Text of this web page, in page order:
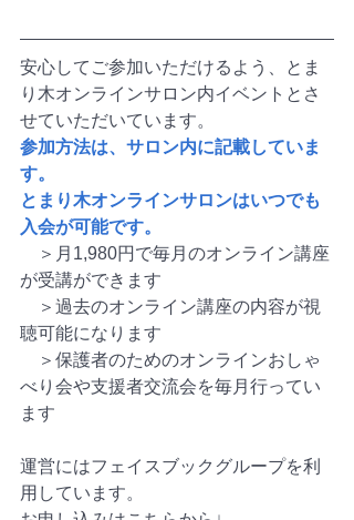
安心してご参加いただけるよう、とま
り木オンラインサロン内イベントとさ
せていただいています。
参加方法は、サロン内に記載していま
す。
とまり木オンラインサロンはいつでも
入会が可能です。
＞月1,980円で毎月のオンライン講座
が受講ができます
＞過去のオンライン講座の内容が視
聴可能になります
＞保護者のためのオンラインおしゃ
べり会や支援者交流会を毎月行ってい
ます
運営にはフェイスブックグループを利
用しています。